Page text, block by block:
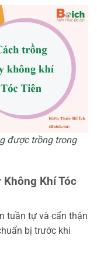
được trồng trong
Không Khí Tóc
tuần tự và cẩn thận
bị trước khi